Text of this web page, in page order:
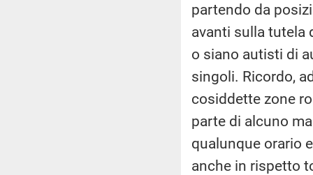
partendo da
avanti sulla tutela
o siano autisti di
singoli. Ricordo,
cosiddette zone
parte di alcuno
qualunque orario
anche in rispetto